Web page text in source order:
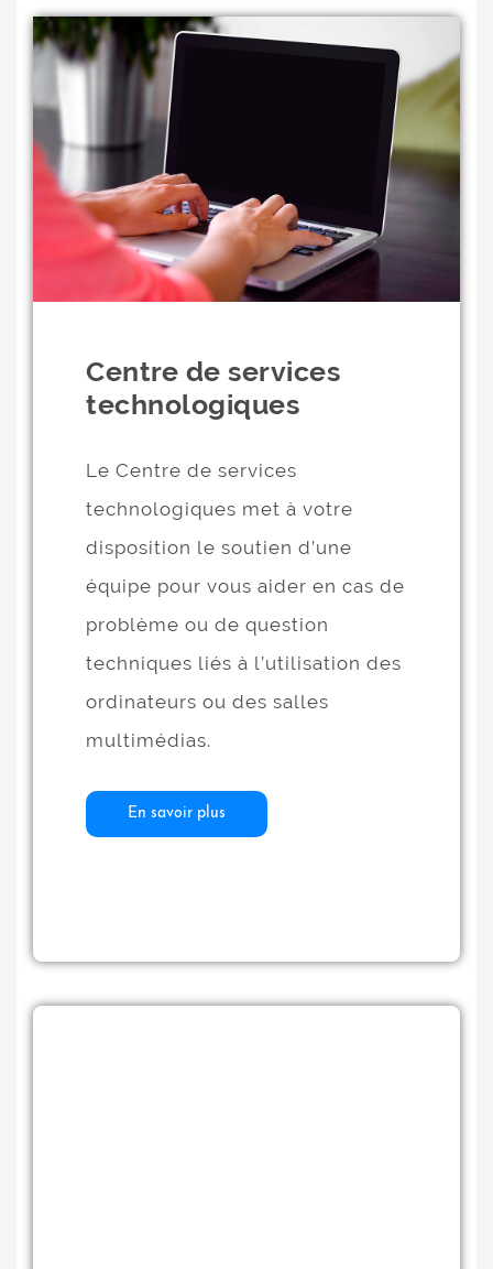
Centre de services
technologiques
Le Centre de services
technologiques met à votre
disposition le soutien d’une
équipe pour vous aider en cas de
problème ou de question
techniques liés à l’utilisation des
ordinateurs ou des salles
multimédias.
En savoir plus